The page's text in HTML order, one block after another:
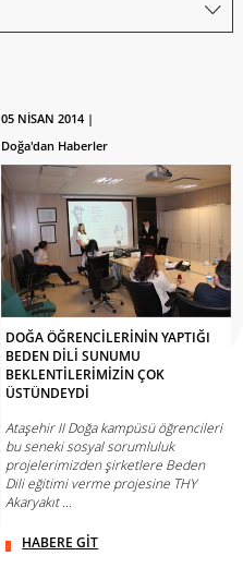
05 NİSAN 2014 |
Doğa'dan Haberler
DOĞA ÖĞRENCİLERİNİN YAPTIĞI
BEDEN DİLİ SUNUMU
BEKLENTİLERİMİZİN ÇOK
ÜSTÜNDEYDİ
Ataşehir II Doğa kampüsü öğrencileri
bu seneki sosyal sorumluluk
projelerimizden şirketlere Beden
Dili eğitimi verme projesine THY
Akaryakıt ...
HABERE GİT